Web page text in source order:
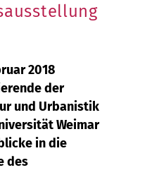
2018
der
und Urbanistik
Weimar
in die
des